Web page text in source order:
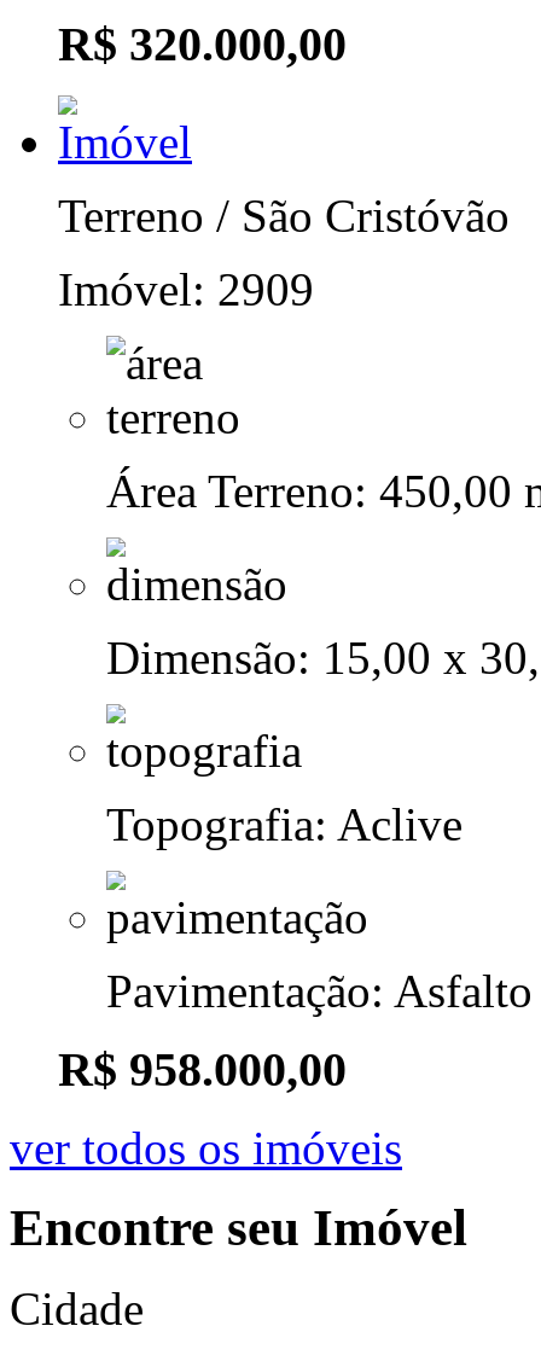
R$ 320.000,00
Terreno / São Cristóvão
Imóvel: 2909
Área Terreno: 450,00
Dimensão: 15,00 x
Topografia: Aclive
Pavimentação: Asfalto
R$ 958.000,00
ver todos os imóveis
Encontre seu Imóvel
Cidade